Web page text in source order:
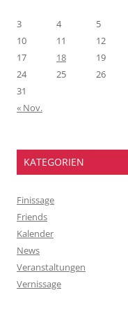
3
4 5
10
11 12
17
18 19
24
25 26
31
« Nov.
KATEGORIEN
Finissage
Friends
Kalender
News
Veranstaltungen
Vernissage